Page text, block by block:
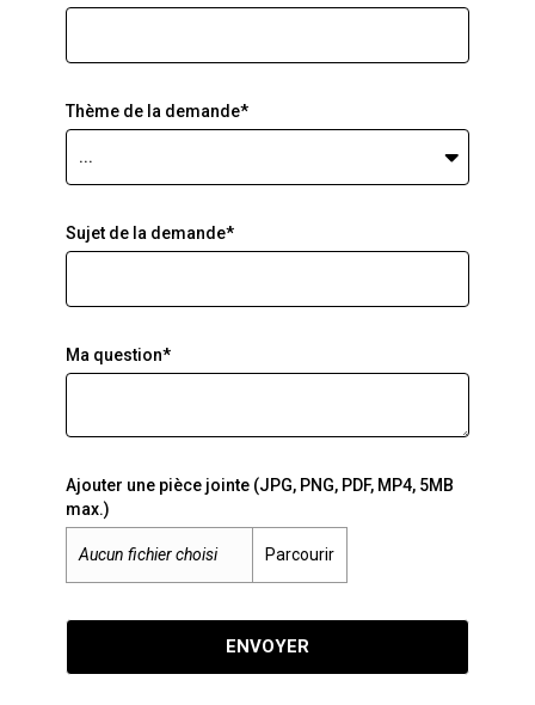
Thème de la demande*
...
Sujet de la demande*
Ma question*
Ajouter une pièce jointe (JPG, PNG, PDF, MP4, 5MB
max.)
Aucun fichier choisi Parcourir
ENVOYER